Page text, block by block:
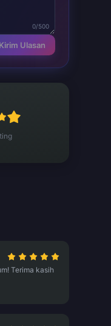
0/500
Kirim Ulasan
Terima kasih